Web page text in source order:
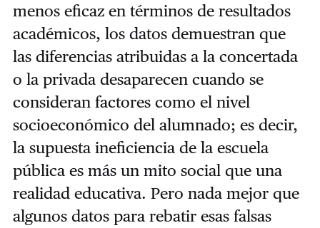
menos eficaz en términos de resultados
académicos, los datos demuestran que
las diferencias atribuidas a la concertada
o la privada desaparecen cuando se
consideran factores como el nivel
socioeconómico del alumnado; es decir,
la supuesta ineficiencia de la escuela
pública es más un mito social que una
realidad educativa. Pero nada mejor que
algunos datos para rebatir esas falsas